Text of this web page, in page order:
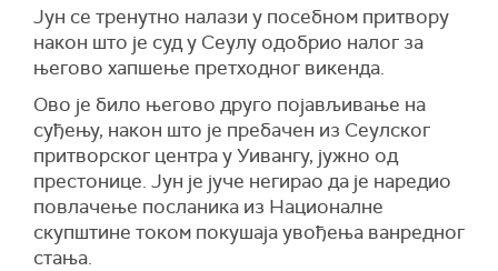
Јун се тренутно налази у посебном притвору
након што је суд у Сеулу одобрио налог за
његово хапшење претходног викенда.
Ово је било његово друго појављивање на
суђењу, након што је пребачен из Сеулског
притворског центра у Уивангу, јужно од
престонице. Јун је јуче негирао да је наредио
повлачење посланика из Националне
скупштине током покушаја увођења ванредног
стања.